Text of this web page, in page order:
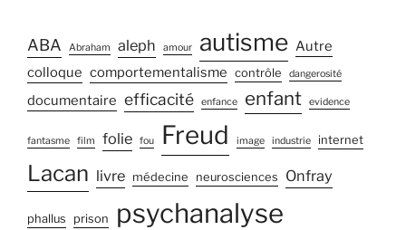
ABA Abraham aleph amour autisme Autre
colloque comportementalisme contrôle dangerosité
documentaire efficacité enfance enfant evidence
fantasme film folie fou Freud image industrie internet
Lacan livre médecine neurosciences Onfray
phallus prison psychanalyse